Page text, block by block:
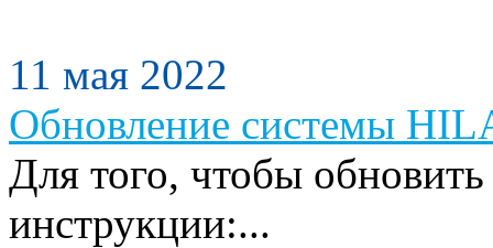
11 мая 2022
Обновление системы
Для того, чтобы
инструкции:...